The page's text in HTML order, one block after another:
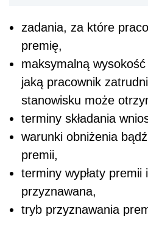
zadania, za które
premię,
maksymalną
jaką pracownik
stanowisku może
terminy składania
warunki obniżenia
premii,
terminy wypłaty
przyznawana,
tryb przyznawania